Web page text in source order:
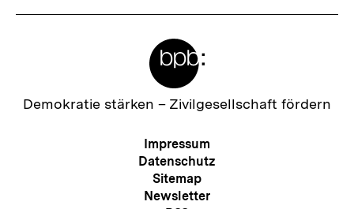
Zur
Demokratie stärken – Zivilgesellschaft fördern
Meta-
Navigation
Impressum
Datenschutz
Sitemap
Newsletter